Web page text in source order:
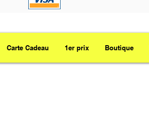
Carte Cadeau 1er prix Boutique